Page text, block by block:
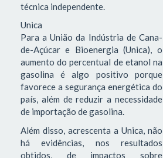
técnica independente.
Unica
Para a União da Indústria de Cana-
de-Açúcar e Bioenergia (Unica), o
aumento do percentual de etanol na
gasolina é algo positivo porque
favorece a segurança energética do
país, além de reduzir a necessidade
de importação de gasolina.
Além disso, acrescenta a Unica, não
há evidências, nos resultados
obtidos, de impactos sobre